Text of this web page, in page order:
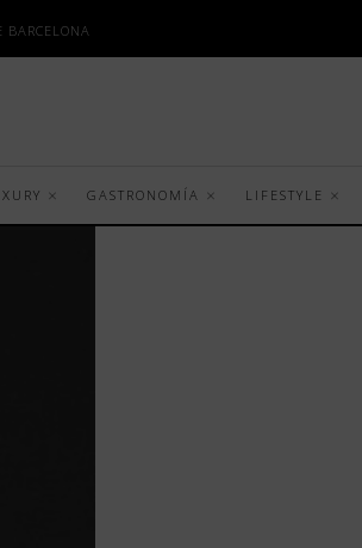
BARCELONA
GASTRONOMÍA LIFESTYLE